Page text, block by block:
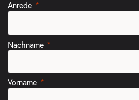
Anrede
Nachname
Vorname